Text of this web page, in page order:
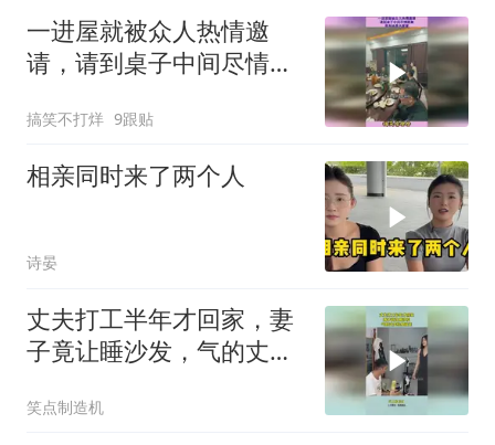
一进屋就被众人热情邀
请，请到桌子中间尽情跳
搞笑不打烊 9跟贴
相亲同时来了两个人
诗晏
丈夫打工半年才回家，妻
子竟让睡沙发，气的丈夫
笑点制造机